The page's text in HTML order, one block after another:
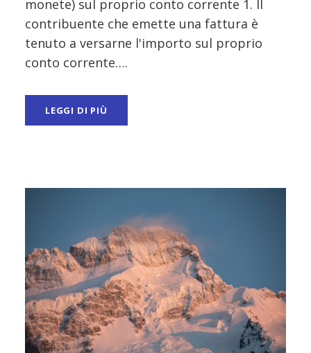
monete) sul proprio conto corrente 1. Il
contribuente che emette una fattura è
tenuto a versarne l'importo sul proprio
conto corrente….
LEGGI DI PIÙ